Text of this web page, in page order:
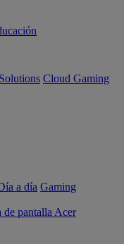
Cloud Gaming
a día Gaming
de pantalla Acer